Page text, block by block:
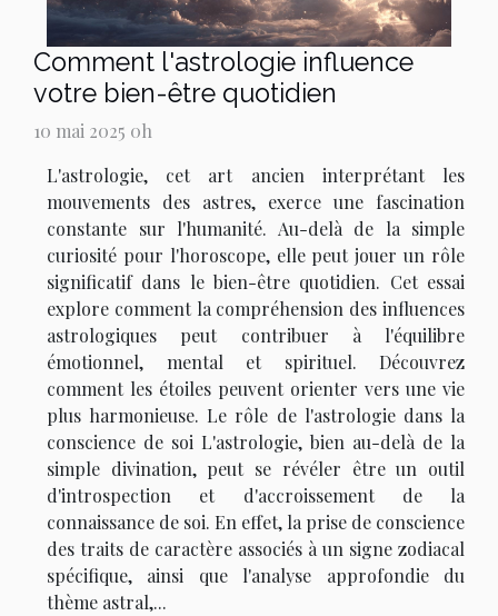
Comment l'astrologie influence
votre bien-être quotidien
10 mai 2025 0h
L'astrologie, cet art ancien interprétant les
mouvements des astres, exerce une fascination
constante sur l'humanité. Au-delà de la simple
curiosité pour l'horoscope, elle peut jouer un rôle
significatif dans le bien-être quotidien. Cet essai
explore comment la compréhension des influences
astrologiques peut contribuer à l'équilibre
émotionnel, mental et spirituel. Découvrez
comment les étoiles peuvent orienter vers une vie
plus harmonieuse. Le rôle de l'astrologie dans la
conscience de soi L'astrologie, bien au-delà de la
simple divination, peut se révéler être un outil
d'introspection et d'accroissement de la
connaissance de soi. En effet, la prise de conscience
des traits de caractère associés à un signe zodiacal
spécifique, ainsi que l'analyse approfondie du
thème astral,...